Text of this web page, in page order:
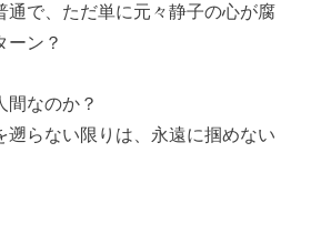
通で、ただ単に元々静子の心が腐
ーン？
間なのか？
遡らない限りは、永遠に掴めない